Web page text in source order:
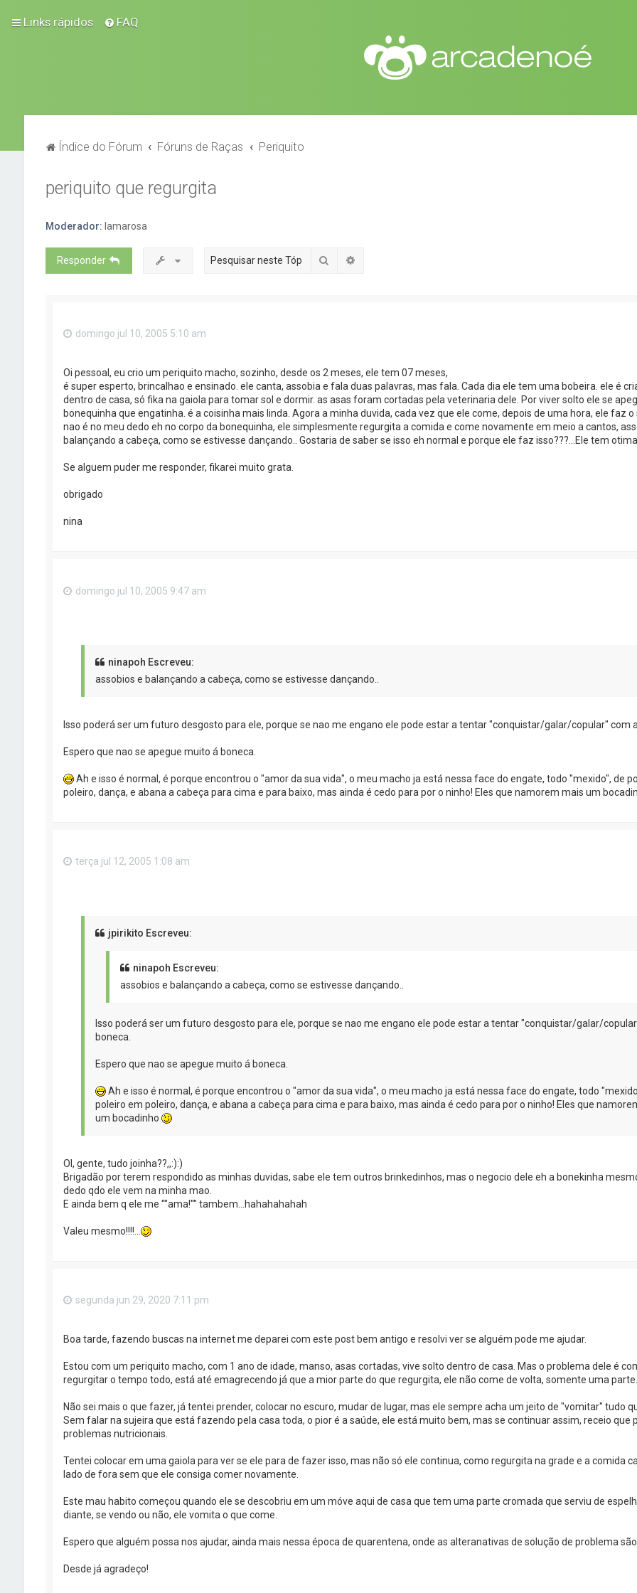
Links rápidos FAQ
Índice do Fórum Fóruns de Raças Periquito
periquito que regurgita
Moderador: lamarosa
Responder Pesquisar
domingo jul 10, 2005 5:10 am
Oi pessoal, eu crio um periquito macho, sozinho, desde os 2 meses, ele tem 07 meses,
é super esperto, brincalhao e ensinado. ele canta, assobia e fala duas palavras, mas fala. Cada dia ele tem uma bobeira. ele é
dentro de casa, só fika na gaiola para tomar sol e dormir. as asas foram cortadas pela veterinaria dele. Por viver solto ele se
bonequinha que engatinha. é a coisinha mais linda. Agora a minha duvida, cada vez que ele come, depois de uma hora, ele faz o
nao é no meu dedo eh no corpo da bonequinha, ele simplesmente regurgita a comida e come novamente em meio a cantos,
balançando a cabeça, como se estivesse dançando.. Gostaria de saber se isso eh normal e porque ele faz isso???...Ele tem
Se alguem puder me responder, fikarei muito grata.
obrigado
nina
domingo jul 10, 2005 9:47 am
ninapoh Escreveu:
assobios e balançando a cabeça, como se estivesse dançando..
Isso poderá ser um futuro desgosto para ele, porque se nao me engano ele pode estar a tentar "conquistar/galar/copular" com
Espero que nao se apegue muito á boneca.
Ah e isso é normal, é porque encontrou o "amor da sua vida", o meu macho ja está nessa face do engate, todo "mexido", de
poleiro, dança, e abana a cabeça para cima e para baixo, mas ainda é cedo para por o ninho! Eles que namorem mais um
terça jul 12, 2005 1:08 am
jpirikito Escreveu:
ninapoh Escreveu:
assobios e balançando a cabeça, como se estivesse dançando..
Isso poderá ser um futuro desgosto para ele, porque se nao me engano ele pode estar a tentar "conquistar/galar/
boneca.
Espero que nao se apegue muito á boneca.
Ah e isso é normal, é porque encontrou o "amor da sua vida", o meu macho ja está nessa face do engate, todo
poleiro em poleiro, dança, e abana a cabeça para cima e para baixo, mas ainda é cedo para por o ninho! Eles que
um bocadinho
OI, gente, tudo joinha??,,:):)
Brigadão por terem respondido as minhas duvidas, sabe ele tem outros brinkedinhos, mas o negocio dele eh a bonekinha
dedo qdo ele vem na minha mao.
E ainda bem q ele me ""ama!"" tambem...hahahahahah
Valeu mesmo!!!!...
segunda jun 29, 2020 7:11 pm
Boa tarde, fazendo buscas na internet me deparei com este post bem antigo e resolvi ver se alguém pode me ajudar.
Estou com um periquito macho, com 1 ano de idade, manso, asas cortadas, vive solto dentro de casa. Mas o problema dele é
regurgitar o tempo todo, está até emagrecendo já que a mior parte do que regurgita, ele não come de volta, somente uma parte.
Não sei mais o que fazer, já tentei prender, colocar no escuro, mudar de lugar, mas ele sempre acha um jeito de "vomitar" tudo
Sem falar na sujeira que está fazendo pela casa toda, o pior é a saúde, ele está muito bem, mas se continuar assim, receio que
problemas nutricionais.
Tentei colocar em uma gaiola para ver se ele para de fazer isso, mas não só ele continua, como regurgita na grade e a comida
lado de fora sem que ele consiga comer novamente.
Este mau habito começou quando ele se descobriu em um móve aqui de casa que tem uma parte cromada que serviu de
diante, se vendo ou não, ele vomita o que come.
Espero que alguém possa nos ajudar, ainda mais nessa época de quarentena, onde as alteranativas de solução de problema
Desde já agradeço!